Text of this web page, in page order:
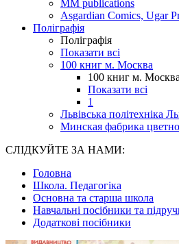
MM publications
Asgardian Comics, Ugar
Поліграфія
Поліграфія
Показати всі
100 книг м. Москва
100 книг м. Москва
Показати всі
1
Львівська політехніка
Минская фабрика
СЛІДКУЙТЕ ЗА НАМИ:
Головна
Школа. Педагогіка
Основна та старша школа
Навчальні посібники та
Додаткові посібники